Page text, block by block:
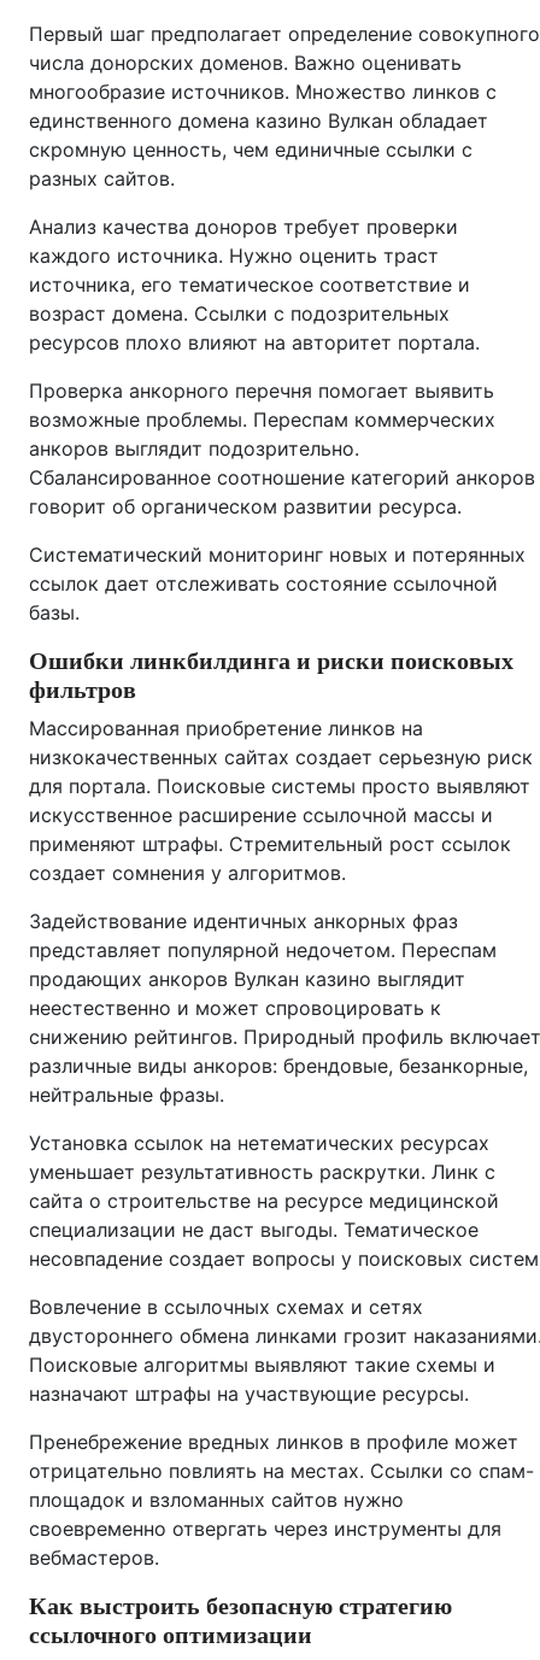
Первый шаг предполагает определение совокупного
числа донорских доменов. Важно оценивать
многообразие источников. Множество линков с
единственного домена казино Вулкан обладает
скромную ценность, чем единичные ссылки с
разных сайтов.
Анализ качества доноров требует проверки
каждого источника. Нужно оценить траст
источника, его тематическое соответствие и
возраст домена. Ссылки с подозрительных
ресурсов плохо влияют на авторитет портала.
Проверка анкорного перечня помогает выявить
возможные проблемы. Переспам коммерческих
анкоров выглядит подозрительно.
Сбалансированное соотношение категорий анкоров
говорит об органическом развитии ресурса.
Систематический мониторинг новых и потерянных
ссылок дает отслеживать состояние ссылочной
базы.
Ошибки линкбилдинга и риски поисковых
фильтров
Массированная приобретение линков на
низкокачественных сайтах создает серьезную риск
для портала. Поисковые системы просто выявляют
искусственное расширение ссылочной массы и
применяют штрафы. Стремительный рост ссылок
создает сомнения у алгоритмов.
Задействование идентичных анкорных фраз
представляет популярной недочетом. Переспам
продающих анкоров Вулкан казино выглядит
неестественно и может спровоцировать к
снижению рейтингов. Природный профиль включает
различные виды анкоров: брендовые, безанкорные,
нейтральные фразы.
Установка ссылок на нетематических ресурсах
уменьшает результативность раскрутки. Линк с
сайта о строительстве на ресурсе медицинской
специализации не даст выгоды. Тематическое
несовпадение создает вопросы у поисковых
Вовлечение в ссылочных схемах и сетях
двустороннего обмена линками грозит
Поисковые алгоритмы выявляют такие схемы и
назначают штрафы на участвующие ресурсы.
Пренебрежение вредных линков в профиле может
отрицательно повлиять на местах. Ссылки со спам-
площадок и взломанных сайтов нужно
своевременно отвергать через инструменты для
вебмастеров.
Как выстроить безопасную стратегию
ссылочного оптимизации